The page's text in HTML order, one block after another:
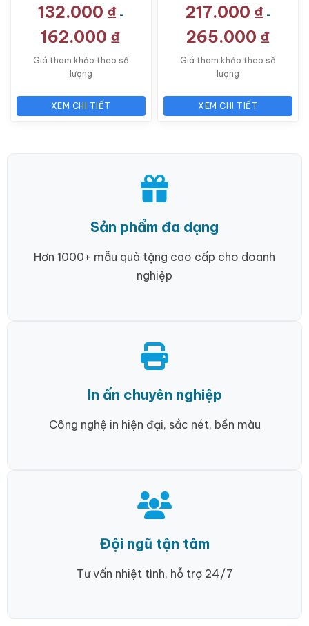
LG-BC03
132.000 ₫ -
162.000 ₫
Giá tham khảo theo số
lượng
XEM CHI TIẾT
LG-BC01
217.000 ₫ -
265.000 ₫
Giá tham khảo theo số
lượng
XEM CHI TIẾT
Sản phẩm đa dạng
Hơn 1000+ mẫu quà tặng cao cấp cho doanh
nghiệp
In ấn chuyên nghiệp
Công nghệ in hiện đại, sắc nét, bền màu
Đội ngũ tận tâm
Tư vấn nhiệt tình, hỗ trợ 24/7